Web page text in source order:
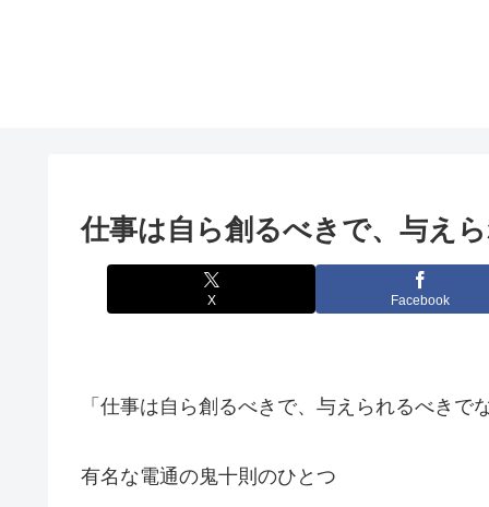
仕事は自ら創るべきで、与え
X Facebook
「仕事は自ら創るべきで、与えられるべきで
有名な電通の鬼十則のひとつ